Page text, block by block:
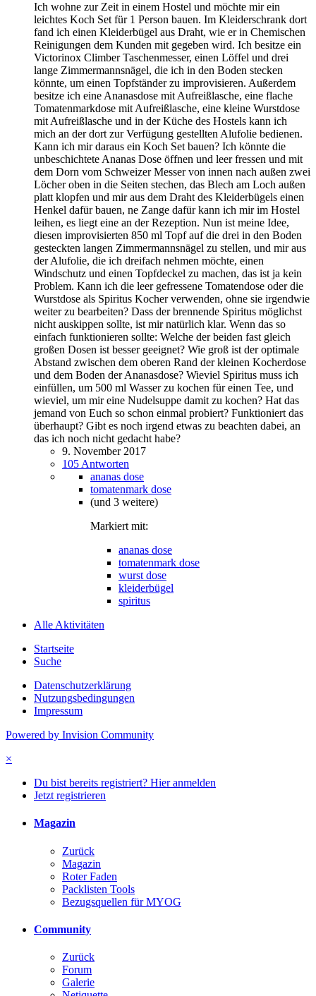
Ich wohne zur Zeit in einem Hostel und möchte mir ein
leichtes Koch Set für 1 Person bauen. Im Kleiderschrank dort
fand ich einen Kleiderbügel aus Draht, wie er in Chemischen
Reinigungen dem Kunden mit gegeben wird. Ich besitze ein
Victorinox Climber Taschenmesser, einen Löffel und drei
lange Zimmermannsnägel, die ich in den Boden stecken
könnte, um einen Topfständer zu improvisieren. Außerdem
besitze ich eine Ananasdose mit Aufreißlasche, eine flache
Tomatenmarkdose mit Aufreißlasche, eine kleine Wurstdose
mit Aufreißlasche und in der Küche des Hostels kann ich
mich an der dort zur Verfügung gestellten Alufolie bedienen.
Kann ich mir daraus ein Koch Set bauen? Ich könnte die
unbeschichtete Ananas Dose öffnen und leer fressen und mit
dem Dorn vom Schweizer Messer von innen nach außen zwei
Löcher oben in die Seiten stechen, das Blech am Loch außen
platt klopfen und mir aus dem Draht des Kleiderbügels einen
Henkel dafür bauen, ne Zange dafür kann ich mir im Hostel
leihen, es liegt eine an der Rezeption. Nun ist meine Idee,
diesen improvisierten 850 ml Topf auf die drei in den Boden
gesteckten langen Zimmermannsnägel zu stellen, und mir aus
der Alufolie, die ich dreifach nehmen möchte, einen
Windschutz und einen Topfdeckel zu machen, das ist ja kein
Problem. Kann ich die leer gefressene Tomatendose oder die
Wurstdose als Spiritus Kocher verwenden, ohne sie irgendwie
weiter zu bearbeiten? Dass der brennende Spiritus möglichst
nicht auskippen sollte, ist mir natürlich klar. Wenn das so
einfach funktionieren sollte: Welche der beiden fast gleich
großen Dosen ist besser geeignet? Wie groß ist der optimale
Abstand zwischen dem oberen Rand der kleinen Kocherdose
und dem Boden der Ananasdose? Wieviel Spiritus muss ich
einfüllen, um 500 ml Wasser zu kochen für einen Tee, und
wieviel, um mir eine Nudelsuppe damit zu kochen? Hat das
jemand von Euch so schon einmal probiert? Funktioniert das
überhaupt? Gibt es noch irgend etwas zu beachten dabei, an
das ich noch nicht gedacht habe?
9. November 2017
105 Antworten
ananas dose
tomatenmark dose
(und 3 weitere)
Markiert mit:
ananas dose
tomatenmark dose
wurst dose
kleiderbügel
spiritus
Alle Aktivitäten
Startseite
Suche
Datenschutzerklärung
Nutzungsbedingungen
Impressum
Powered by Invision Community
×
Du bist bereits registriert? Hier anmelden
Jetzt registrieren
Magazin
Zurück
Magazin
Roter Faden
Packlisten Tools
Bezugsquellen für MYOG
Community
Zurück
Forum
Galerie